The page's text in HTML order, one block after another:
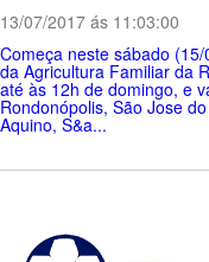
13/07/2017 ás 11:03:00
Começa neste sábado
da Agricultura Familiar da
até às 12h de domingo, e
Rondonópolis, São Jose
Aquino, S&a...